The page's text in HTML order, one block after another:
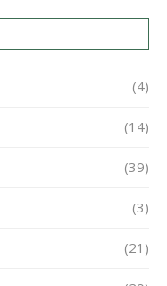
(4)
(14)
(39)
(3)
(21)